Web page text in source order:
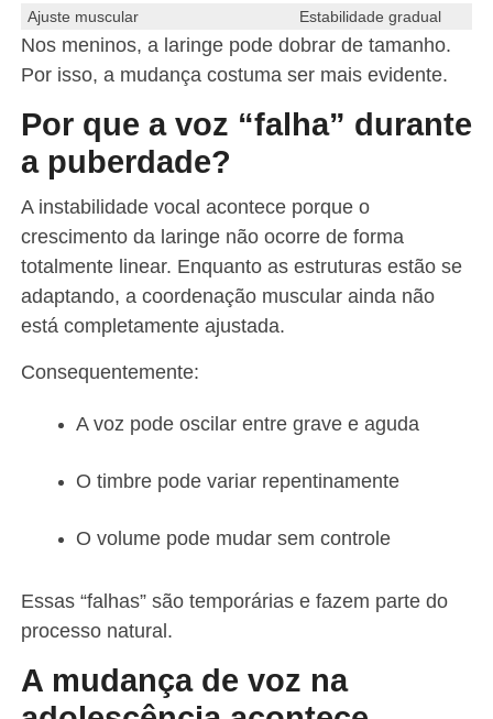
Ajuste muscular
Estabilidade gradual
Nos meninos, a laringe pode dobrar de tamanho.
Por isso, a mudança costuma ser mais evidente.
Por que a voz “falha” durante
a puberdade?
A instabilidade vocal acontece porque o
crescimento da laringe não ocorre de forma
totalmente linear. Enquanto as estruturas estão se
adaptando, a coordenação muscular ainda não
está completamente ajustada.
Consequentemente:
A voz pode oscilar entre grave e aguda
O timbre pode variar repentinamente
O volume pode mudar sem controle
Essas “falhas” são temporárias e fazem parte do
processo natural.
A mudança de voz na